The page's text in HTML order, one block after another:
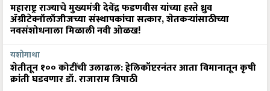
महाराष्ट्र राज्याचे मुख्यमंत्री देवेंद्र फडणवीस यांच्या हस्ते ध्रुव
ॲग्रीटेक्नॉलॉजीजच्या संस्थापकांचा सत्कार, शेतकऱ्यांसाठीच्या
नवसंशोधनाला मिळाली नवी ओळख!
यशोगाथा
शेतीतून १०० कोटींची उलाढाल: हेलिकॉप्टरनंतर आता विमानातून कृषी
क्रांती घडवणार डॉ. राजाराम त्रिपाठी